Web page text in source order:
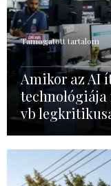
Támogatott tartalom
Amikor az AI
technológiája
vb